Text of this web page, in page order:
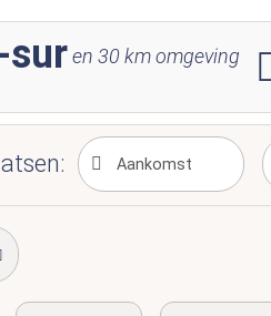
suren 30 km omgeving